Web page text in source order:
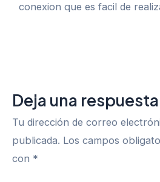
conexion que es facil de
Deja una respuesta
Tu dirección de correo
publicada. Los campos
con *